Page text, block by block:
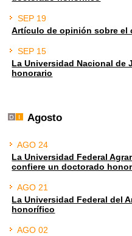
SEP 19
Artículo de opinión sobre el
SEP 15
La Universidad Nacional de
honorario
Agosto
AGO 24
La Universidad Federal
confiere un doctorado
AGO 21
La Universidad Federal del
honorífico
AGO 02